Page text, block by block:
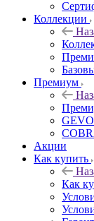
Коллекции
Премиум
Акции
Как купить
Как